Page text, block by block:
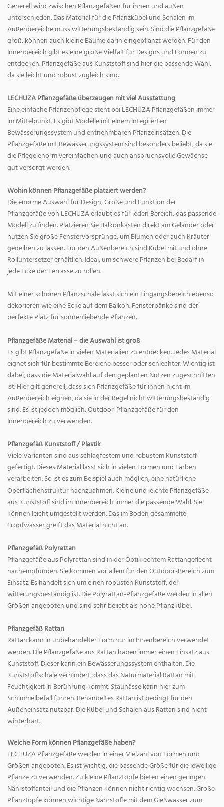
Generell wird zwischen Pflanzgefäßen für innen und außen
unterschieden. Das Material für die Pflanzkübel und Schalen im
Außenbereiche muss witterungsbeständig sein. Sind die Pflanzgefäße
groß, können auch kleine Bäume darin eingepflanzt werden. Für den
Innenbereich gibt es eine große Vielfalt für Designs und Formen zu
entdecken. Pflanzgefäße aus Kunststoff sind hier die passende Wahl,
da sie leicht und robust zugleich sind.
LECHUZA Pflanzgefäße überzeugen mit viel Ausstattung
Eine einfache Pflanzenpflege steht bei LECHUZA Pflanzgefäßen immer
im Mittelpunkt. Es gibt Modelle mit einem integrierten
Bewässerungssystem und entnehmbaren Pflanzeinsätzen. Die
Pflanzgefäße mit Bewässerungssystem sind besonders beliebt, da sie
die Pflege enorm vereinfachen und auch anspruchsvolle Gewächse
gut versorgt werden.
Wohin können Pflanzgefäße platziert werden?
Die enorme Auswahl für Design, Größe und Funktion der
Pflanzgefäße von LECHUZA erlaubt es für jeden Bereich, das passende
Modell zu finden. Platzieren Sie Balkonkästen direkt am Geländer oder
nutzen Sie große Fenstervorsprünge, um Blumen oder auch Kräuter
gedeihen zu lassen. Für den Außenbereich sind Kübel mit und ohne
Rolluntersetzer erhältlich. Ideal, um schwere Pflanzen bei Bedarf in
jede Ecke der Terrasse zu rollen.
Mit einer schönen Pflanzschale lässt sich ein Eingangsbereich ebenso
dekorieren wie eine Ecke auf dem Balkon. Fensterbänke sind der
perfekte Platz für sonnenliebende Pflanzen.
Pflanzgefäße Material – die Auswahl ist groß
Es gibt Pflanzgefäße in vielen Materialien zu entdecken. Jedes Material
eignet sich für bestimmte Bereiche besser oder schlechter. Wichtig ist
dabei, dass die Materialwahl auf den geplanten Nutzen zugeschnitten
ist. Hier gilt generell, dass sich Pflanzgefäße für innen nicht im
Außenbereich eignen, da sie in der Regel nicht witterungsbeständig
sind. Es ist jedoch möglich, Outdoor-Pflanzgefäße für den
Innenbereich zu verwenden.
Pflanzgefäß Kunststoff / Plastik
Viele Varianten sind aus schlagfestem und robustem Kunststoff
gefertigt. Dieses Material lässt sich in vielen Formen und Farben
verarbeiten. So ist es zum Beispiel auch möglich, eine natürliche
Oberflächenstruktur nachzuahmen. Kleine und leichte Pflanzgefäße
aus Kunststoff sind im Innenbereich immer die passende Wahl. Sie
können leicht umgestellt werden. Das im Boden gesammelte
Tropfwasser greift das Material nicht an.
Pflanzgefäß Polyrattan
Pflanzgefäße aus Polyrattan sind in der Optik echtem Rattangeflecht
nachempfunden. Sie kommen vor allem für den Outdoor-Bereich zum
Einsatz. Es handelt sich um einen robusten Kunststoff, der
witterungsbeständig ist. Die Polyrattan-Pflanzgefäße werden in allen
Größen angeboten und sind sehr beliebt als hohe Pflanzkübel.
Pflanzgefäß Rattan
Rattan kann in unbehandelter Form nur im Innenbereich verwendet
werden. Die Pflanzgefäße aus Rattan haben immer einen Einsatz aus
Kunststoff. Dieser kann ein Bewässerungssystem enthalten. Die
Kunststoffschale verhindert, dass das Naturmaterial Rattan mit
Feuchtigkeit in Berührung kommt. Staunässe kann hier zum
Schimmelbefall führen. Behandeltes Rattan ist bedingt für den
Außeneinsatz nutzbar. Die Kübel und Schalen aus Rattan sind nicht
winterhart.
Welche Form können Pflanzgefäße haben?
LECHUZA Pflanzgefäße werden in einer Vielzahl von Formen und
Größen angeboten. Es ist wichtig, die passende Größe für die jeweilige
Pflanze zu verwenden. Zu kleine Pflanztöpfe bieten einen geringen
Nährstoffanteil und die Pflanzen können nicht richtig wachsen. Große
Pflanztöpfe können wichtige Nährstoffe mit dem Gießwasser zum